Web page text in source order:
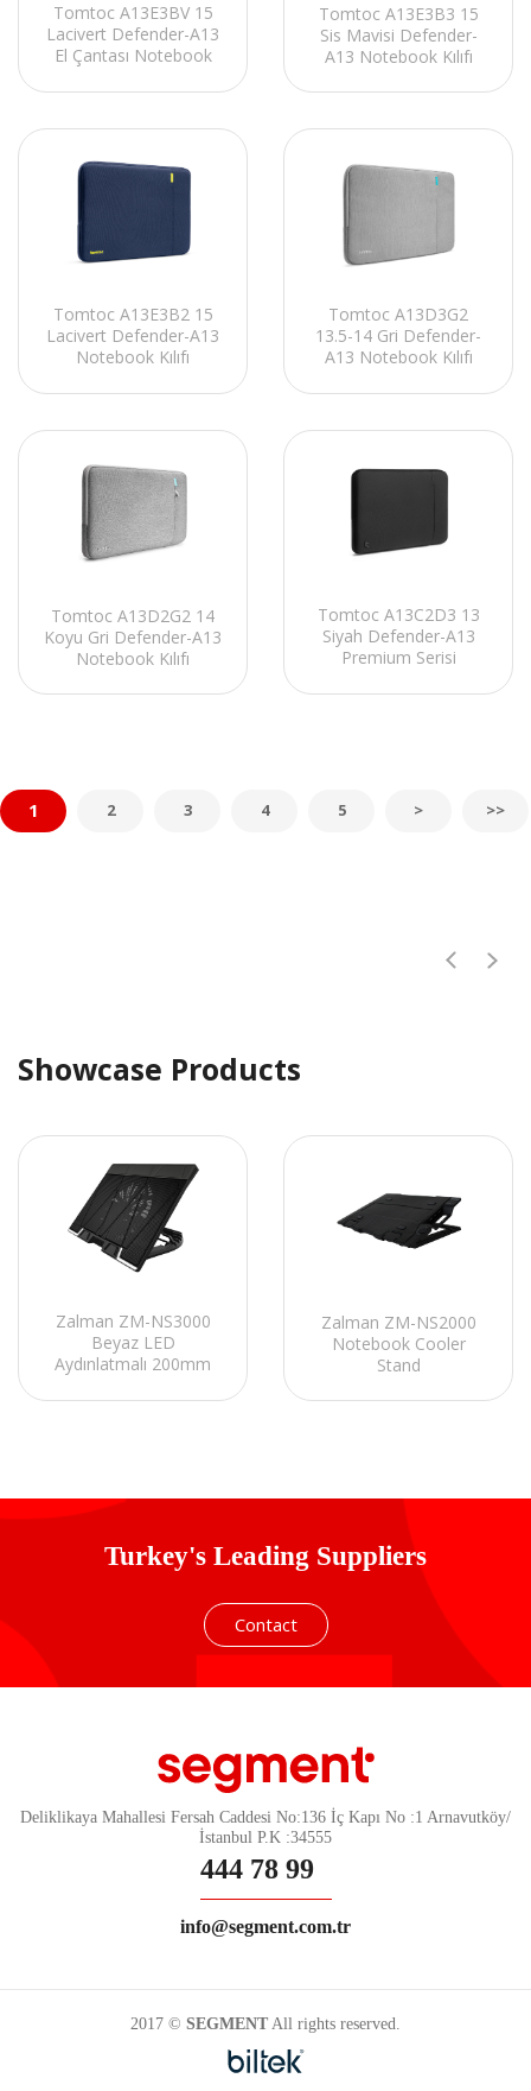
Tomtoc A13E3BV 15
Lacivert Defender-A13
El Çantası Notebook
Tomtoc A13E3B3 15
Sis Mavisi Defender-
A13 Notebook Kılıfı
Tomtoc A13E3B2 15
Lacivert Defender-A13
Notebook Kılıfı
Tomtoc A13D3G2
13.5-14 Gri Defender-
A13 Notebook Kılıfı
Tomtoc A13D2G2 14
Koyu Gri Defender-A13
Notebook Kılıfı
Tomtoc A13C2D3 13
Siyah Defender-A13
Premium Serisi
1 2 3 4 5 > >>
Showcase Products
Zalman ZM-NS3000
Beyaz LED
Aydınlatmalı 200mm
Soğutucu Stand
Zalman ZM-NS2000
Notebook Cooler
Stand
Turkey's Leading Suppliers
Contact
Deliklikaya Mahallesi Fersah Caddesi No:136 İç Kapı No :1 Arnavutköy/
İstanbul P.K :34555
444 78 99
info@segment.com.tr
2017 © SEGMENT All rights reserved.